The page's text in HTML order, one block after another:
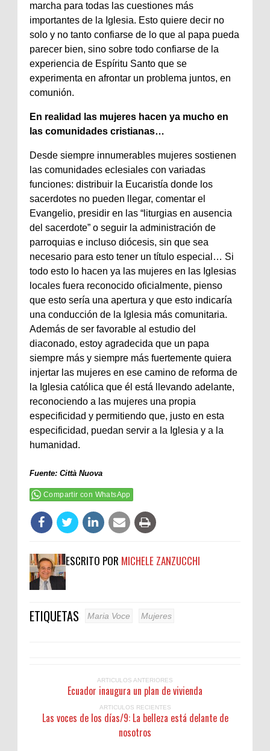
marcha para todas las cuestiones más
importantes de la Iglesia. Esto quiere decir no
solo y no tanto confiarse de lo que al papa pueda
parecer bien, sino sobre todo confiarse de la
experiencia de Espíritu Santo que se
experimenta en afrontar un problema juntos, en
comunión.
En realidad las mujeres hacen ya mucho en
las comunidades cristianas…
Desde siempre innumerables mujeres sostienen
las comunidades eclesiales con variadas
funciones: distribuir la Eucaristía donde los
sacerdotes no pueden llegar, comentar el
Evangelio, presidir en las “liturgias en ausencia
del sacerdote” o seguir la administración de
parroquias e incluso diócesis, sin que sea
necesario para esto tener un título especial… Si
todo esto lo hacen ya las mujeres en las Iglesias
locales fuera reconocido oficialmente, pienso
que esto sería una apertura y que esto indicaría
una conducción de la Iglesia más comunitaria.
Además de ser favorable al estudio del
diaconado, estoy agradecida que un papa
siempre más y siempre más fuertemente quiera
injertar las mujeres en ese camino de reforma de
la Iglesia católica que él está llevando adelante,
reconociendo a las mujeres una propia
especificidad y permitiendo que, justo en esta
especificidad, puedan servir a la Iglesia y a la
humanidad.
Fuente: Città Nuova
Compartir con WhatsApp
ESCRITO POR MICHELE ZANZUCCHI
ETIQUETAS Maria Voce Mujeres
ARTICULOS ANTERIORES
Ecuador inaugura un plan de vivienda
ARTICULOS RECIENTES
Las voces de los días/9: La belleza está delante de
nosotros